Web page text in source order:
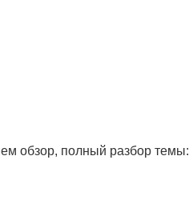
обзор, полный разбор темы: